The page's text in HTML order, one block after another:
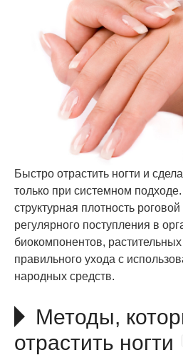
Быстро отрастить ногти и
только при системном
структурная плотность
регулярного поступления в
биокомпонентов,
правильного ухода с
народных средств.
Методы,
отрастить ногти